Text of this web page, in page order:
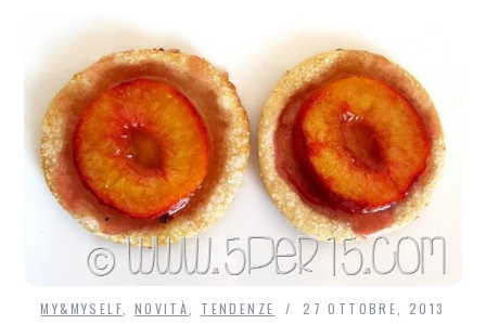
MY&MYSELF NOVITÀ TENDENZE 27 OTTOBRE, 2013